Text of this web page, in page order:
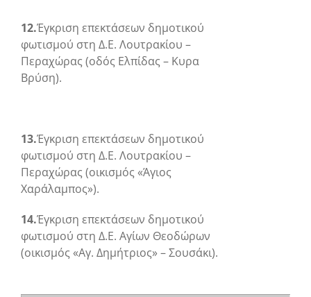
12.Έγκριση επεκτάσεων δημοτικού
φωτισμού στη Δ.Ε. Λουτρακίου –
Περαχώρας (οδός Ελπίδας – Κυρα
Βρύση).
13.Έγκριση επεκτάσεων δημοτικού
φωτισμού στη Δ.Ε. Λουτρακίου –
Περαχώρας (οικισμός «Άγιος
Χαράλαμπος»).
14.Έγκριση επεκτάσεων δημοτικού
φωτισμού στη Δ.Ε. Αγίων Θεοδώρων
(οικισμός «Αγ. Δημήτριος» – Σουσάκι).